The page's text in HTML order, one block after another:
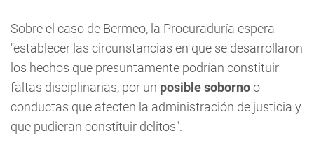
Sobre el caso de Bermeo, la Procuraduría espera
"establecer las circunstancias en que se desarrollaron
los hechos que presuntamente podrían constituir
faltas disciplinarias, por un posible sobornoo
conductas que afecten la administración de justicia y
que pudieran constituir delitos".